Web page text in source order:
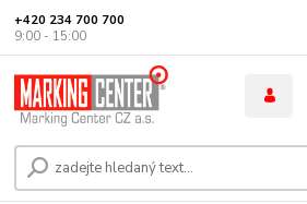
+420 234 700 700
9:00 - 15:00